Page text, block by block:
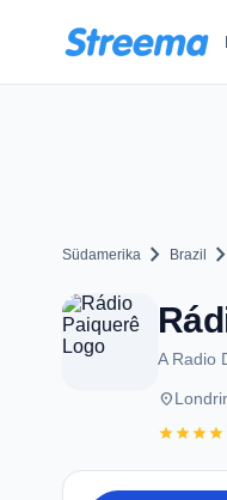
Südamerika chevron_right Brazil chevron_right
A Radio
place
starstarstarstar